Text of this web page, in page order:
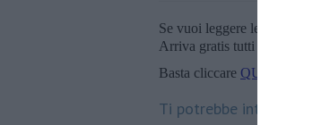
Se vuoi leggere le notizie
Arriva gratis tutti i giorni alle
Basta cliccare QUI
Ti potrebbe interessare